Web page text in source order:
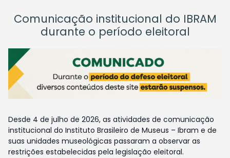
Comunicação institucional do IBRAM
durante o período eleitoral
Desde 4 de julho de 2026, as atividades de comunicação
institucional do Instituto Brasileiro de Museus – Ibram e de
suas unidades museológicas passaram a observar as
restrições estabelecidas pela legislação eleitoral.